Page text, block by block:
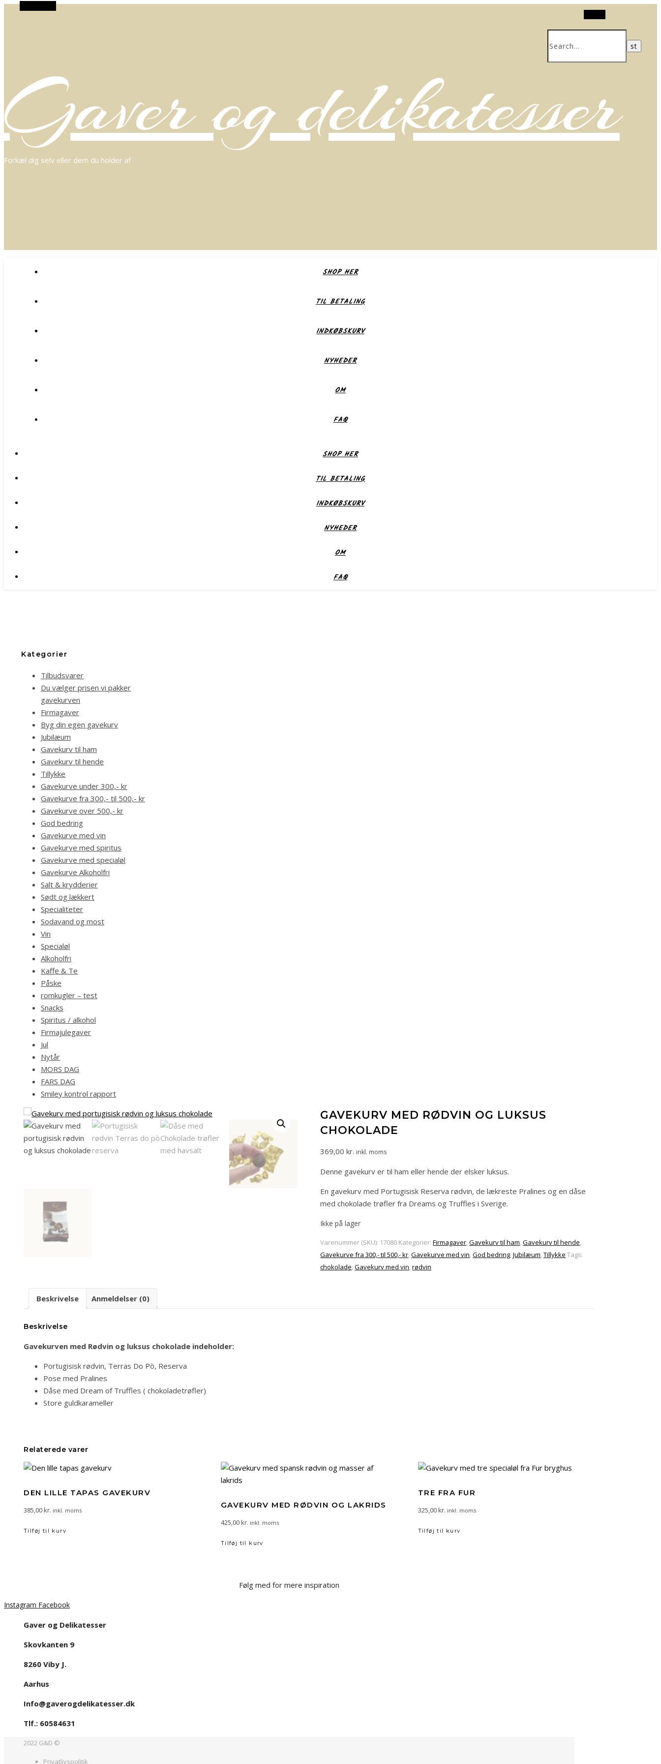
Gaver og delikatesser
Forkæl dig selv eller dem du holder af
SHOP HER
TIL BETALING
INDKØBSKURV
NYHEDER
OM
FAQ
SHOP HER
TIL BETALING
INDKØBSKURV
NYHEDER
OM
FAQ
Kategorier
Tilbudsvarer
Du vælger prisen vi pakker
gavekurven
Firmagaver
Byg din egen gavekurv
Jubilæum
Gavekurv til ham
Gavekurv til hende
Tillykke
Gavekurve under 300,- kr
Gavekurve fra 300,- til 500,- kr
Gavekurve over 500,- kr
God bedring
Gavekurve med vin
Gavekurve med spiritus
Gavekurve med specialøl
Gavekurve Alkoholfri
Salt & krydderier
Sødt og lækkert
Specialiteter
Sodavand og most
Vin
Specialøl
Alkoholfri
Kaffe & Te
Påske
romkugler – test
Snacks
Spiritus / alkohol
Firmajulegaver
Jul
Nytår
MORS DAG
FARS DAG
Smiley kontrol rapport
GAVEKURV MED RØDVIN OG LUKSUS
CHOKOLADE
369,00kr. inkl. moms
Denne gavekurv er til ham eller hende der elsker luksus.
En gavekurv med Portugisisk Reserva rødvin, de lækreste Pralines og en dåse
med chokolade trøfler fra Dreams og Truffles i Sverige.
Ikke på lager
Varenummer (SKU): 17080 Kategorier:Firmagaver,Gavekurv til ham,Gavekurv til hende,
Gavekurve fra 300,- til 500,- kr,Gavekurve med vin,God bedring,Jubilæum,Tillykke Tags:
chokolade,Gavekurv med vin,rødvin
Beskrivelse Anmeldelser (0)
Beskrivelse
Gavekurven med Rødvin og luksus chokolade indeholder:
Portugisisk rødvin, Terras Do Pò, Reserva
Pose med Pralines
Dåse med Dream of Truffles ( chokoladetrøfler)
Store guldkarameller
Relaterede varer
DEN LILLE TAPAS GAVEKURV
385,00kr. inkl. moms
Tilføj til kurv
GAVEKURV MED RØDVIN OG LAKRIDS
425,00kr. inkl. moms
Tilføj til kurv
TRE FRA FUR
325,00kr. inkl. moms
Tilføj til kurv
Følg med for mere inspiration
Instagram Facebook
Gaver og Delikatesser
Skovkanten 9
8260 Viby J.
Aarhus
Info@gaverogdelikatesser.dk
Tlf.: 60584631
2022 G&D ©
Privatlivspolitik